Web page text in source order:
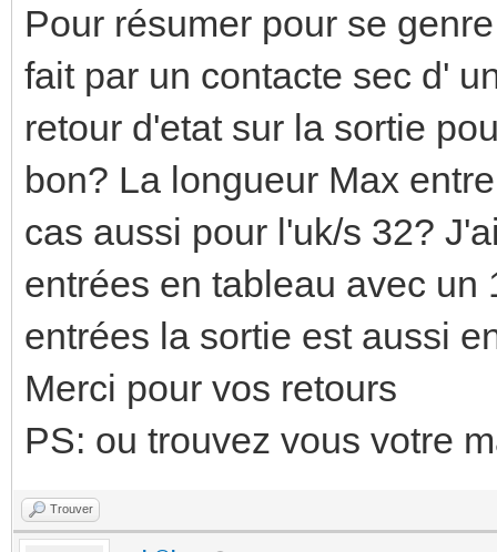
Pour résumer pour se
fait par un contacte sec d'
retour d'etat sur la sortie
bon? La longueur Max
cas aussi pour l'uk/s 32?
entrées en tableau avec un
entrées la sortie est aussi
Merci pour vos retours
PS: ou trouvez vous votre
Trouver